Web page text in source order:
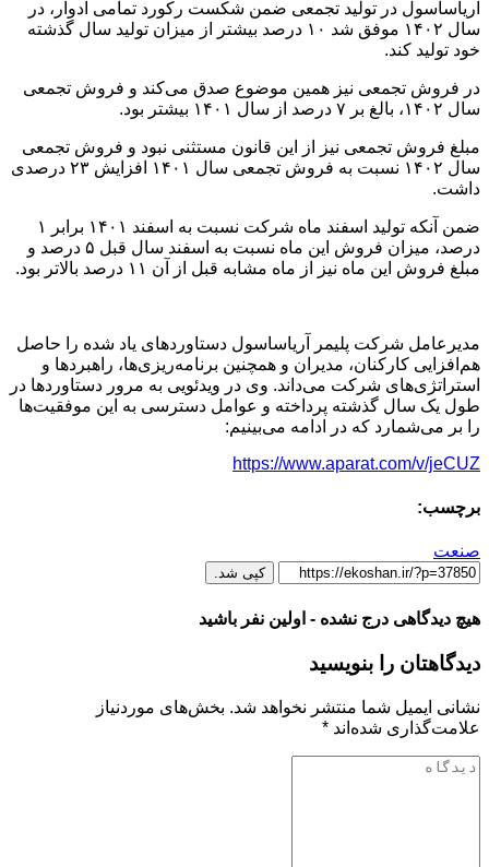
آریاساسول در تولید تجمعی ضمن شکست رکورد تمامی ادوار، در
سال ۱۴۰۲ موفق شد ۱۰ درصد بیشتر از میزان تولید سال گذشته
خود تولید کند.
در فروش تجمعی نیز همین موضوع صدق می‌کند و فروش تجمعی
سال ۱۴۰۲، بالغ بر ۷ درصد از سال ۱۴۰۱ بیشتر بود.
مبلغ فروش تجمعی نیز از این قانون مستثنی نبود و فروش تجمعی
سال ۱۴۰۲ نسبت به فروش تجمعی سال ۱۴۰۱ افزایش ۲۳ درصدی
داشت.
ضمن آنکه تولید اسفند ماه شرکت نسبت به اسفند ۱۴۰۱ برابر ۱
درصد، میزان فروش این ماه نسبت به اسفند سال قبل ۵ درصد و
مبلغ فروش این ماه نیز از ماه مشابه قبل از آن ۱۱ درصد بالاتر بود.
مدیرعامل شرکت پلیمر آریاساسول دستاوردهای یاد شده را حاصل
هم‌افزایی کارکنان، مدیران و همچنین برنامه‌ریزی‌ها، راهبردها و
استراتژی‌های شرکت می‌داند. وی در ویدئویی به مرور دستاوردها در
طول یک سال گذشته پرداخته و عوامل دسترسی به این موفقیت‌ها
را بر می‌شمارد که در ادامه می‌بینیم:
https://www.aparat.com/v/jeCUZ
برچسب:
صنعت
کپی شد.
هیچ دیدگاهی درج نشده - اولین نفر باشید
دیدگاهتان را بنویسید
نشانی ایمیل شما منتشر نخواهد شد. بخش‌های موردنیاز
علامت‌گذاری شده‌اند *